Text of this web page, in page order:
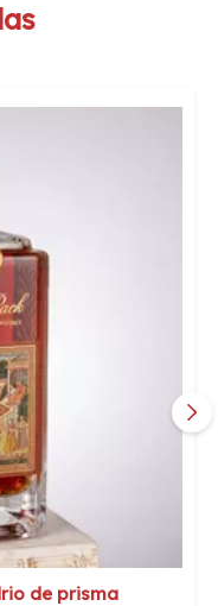
de prisma